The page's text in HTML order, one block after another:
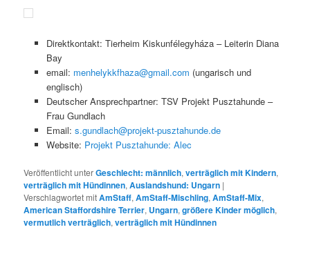
Direktkontakt: Tierheim Kiskunfélegyháza – Leiterin Diana
Bay
email: menhelykkfhaza@gmail.com (ungarisch und
englisch)
Deutscher Ansprechpartner: TSV Projekt Pusztahunde –
Frau Gundlach
Email: s.gundlach@projekt-pusztahunde.de
Website: Projekt Pusztahunde: Alec
Veröffentlicht unterGeschlecht: männlich,verträglich mit Kindern,
verträglich mit Hündinnen,Auslandshund: Ungarn |
Verschlagwortet mitAmStaff,AmStaff-Mischling,AmStaff-Mix,
American Staffordshire Terrier, Ungarn,größere Kinder möglich,
vermutlich verträglich,verträglich mit Hündinnen